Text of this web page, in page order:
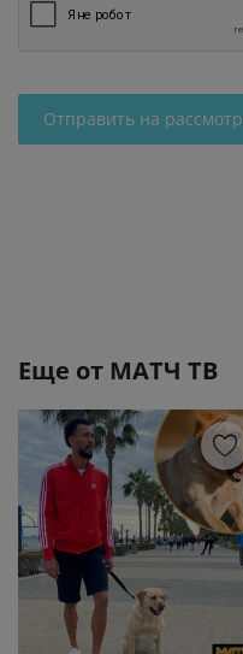
Отправить на
Еще от МАТЧ ТВ